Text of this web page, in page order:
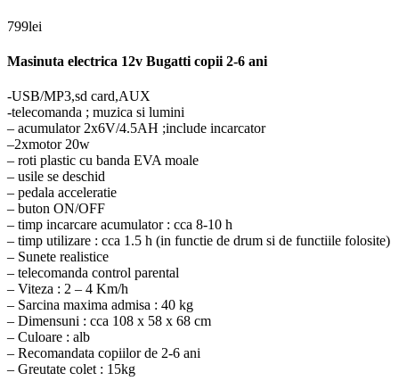
799lei
Masinuta electrica 12v Bugatti copii 2-6 ani
-USB/MP3,sd card,AUX
-telecomanda ; muzica si lumini
– acumulator 2x6V/4.5AH ;include incarcator
–2xmotor 20w
– roti plastic cu banda EVA moale
– usile se deschid
– pedala acceleratie
– buton ON/OFF
– timp incarcare acumulator : cca 8-10 h
– timp utilizare : cca 1.5 h (in functie de drum si de functiile folosite)
– Sunete realistice
– telecomanda control parental
– Viteza : 2 – 4 Km/h
– Sarcina maxima admisa : 40 kg
– Dimensuni : cca 108 x 58 x 68 cm
– Culoare : alb
– Recomandata copiilor de 2-6 ani
– Greutate colet : 15kg